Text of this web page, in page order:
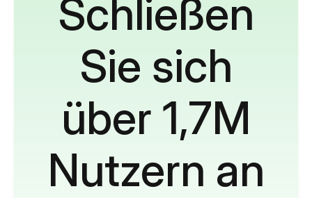
Schließen
Sie sich
über 1,7M
Nutzern an